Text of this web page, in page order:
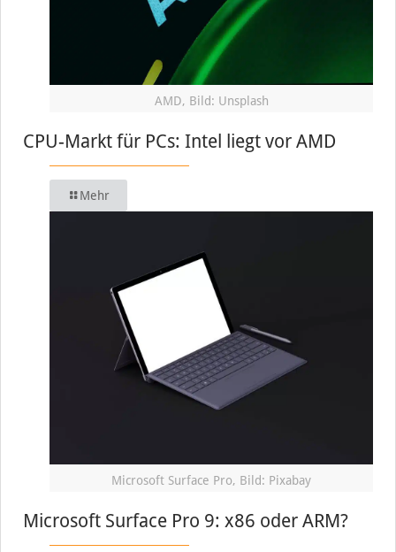
AMD, Bild: Unsplash
CPU-Markt für PCs: Intel liegt vor AMD
Mehr
Microsoft Surface Pro, Bild: Pixabay
Microsoft Surface Pro 9: x86 oder ARM?